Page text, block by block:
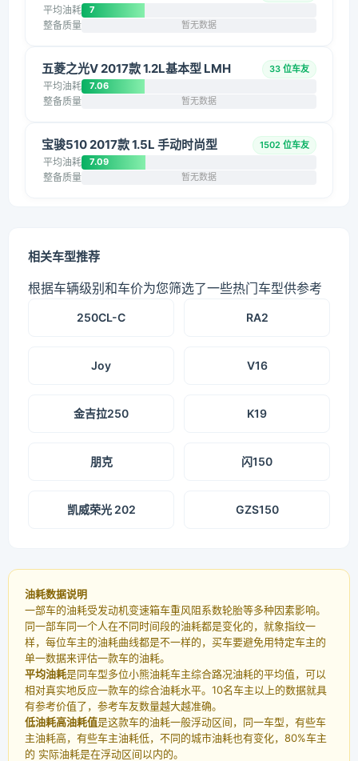
平均油耗 7
整备质量 暂无数据
五菱之光V 2017款 1.2L基本型 LMH 33 位车友
平均油耗 7.06
整备质量 暂无数据
宝骏510 2017款 1.5L 手动时尚型 1502 位车友
平均油耗 7.09
整备质量 暂无数据
相关车型推荐
根据车辆级别和车价为您筛选了一些热门车型供参考
250CL-C RA2
Joy V16
金吉拉250 K19
朋克 闪150
凯威荣光 202 GZS150
油耗数据说明
一部车的油耗受发动机变速箱车重风阻系数轮胎等多种因素影响。
同一部车同一个人在不同时间段的油耗都是变化的，就象指纹一
样，每位车主的油耗曲线都是不一样的，买车要避免用特定车主的
单一数据来评估一款车的油耗。
平均油耗是同车型多位小熊油耗车主综合路况油耗的平均值，可以
相对真实地反应一款车的综合油耗水平。10名车主以上的数据就具
有参考价值了，参考车友数量越大越准确。
低油耗高油耗值是这款车的油耗一般浮动区间，同一车型，有些车
主油耗高，有些车主油耗低，不同的城市油耗也有变化，80%车主
的 实际油耗是在浮动区间以内的。